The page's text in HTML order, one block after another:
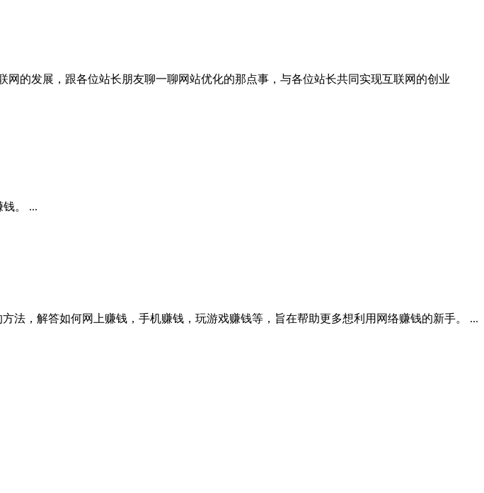
的发展，跟各位站长朋友聊一聊网站优化的那点事，与各位站长共同实现互联网的创业
钱。 ...
法，解答如何网上赚钱，手机赚钱，玩游戏赚钱等，旨在帮助更多想利用网络赚钱的新手。 ...